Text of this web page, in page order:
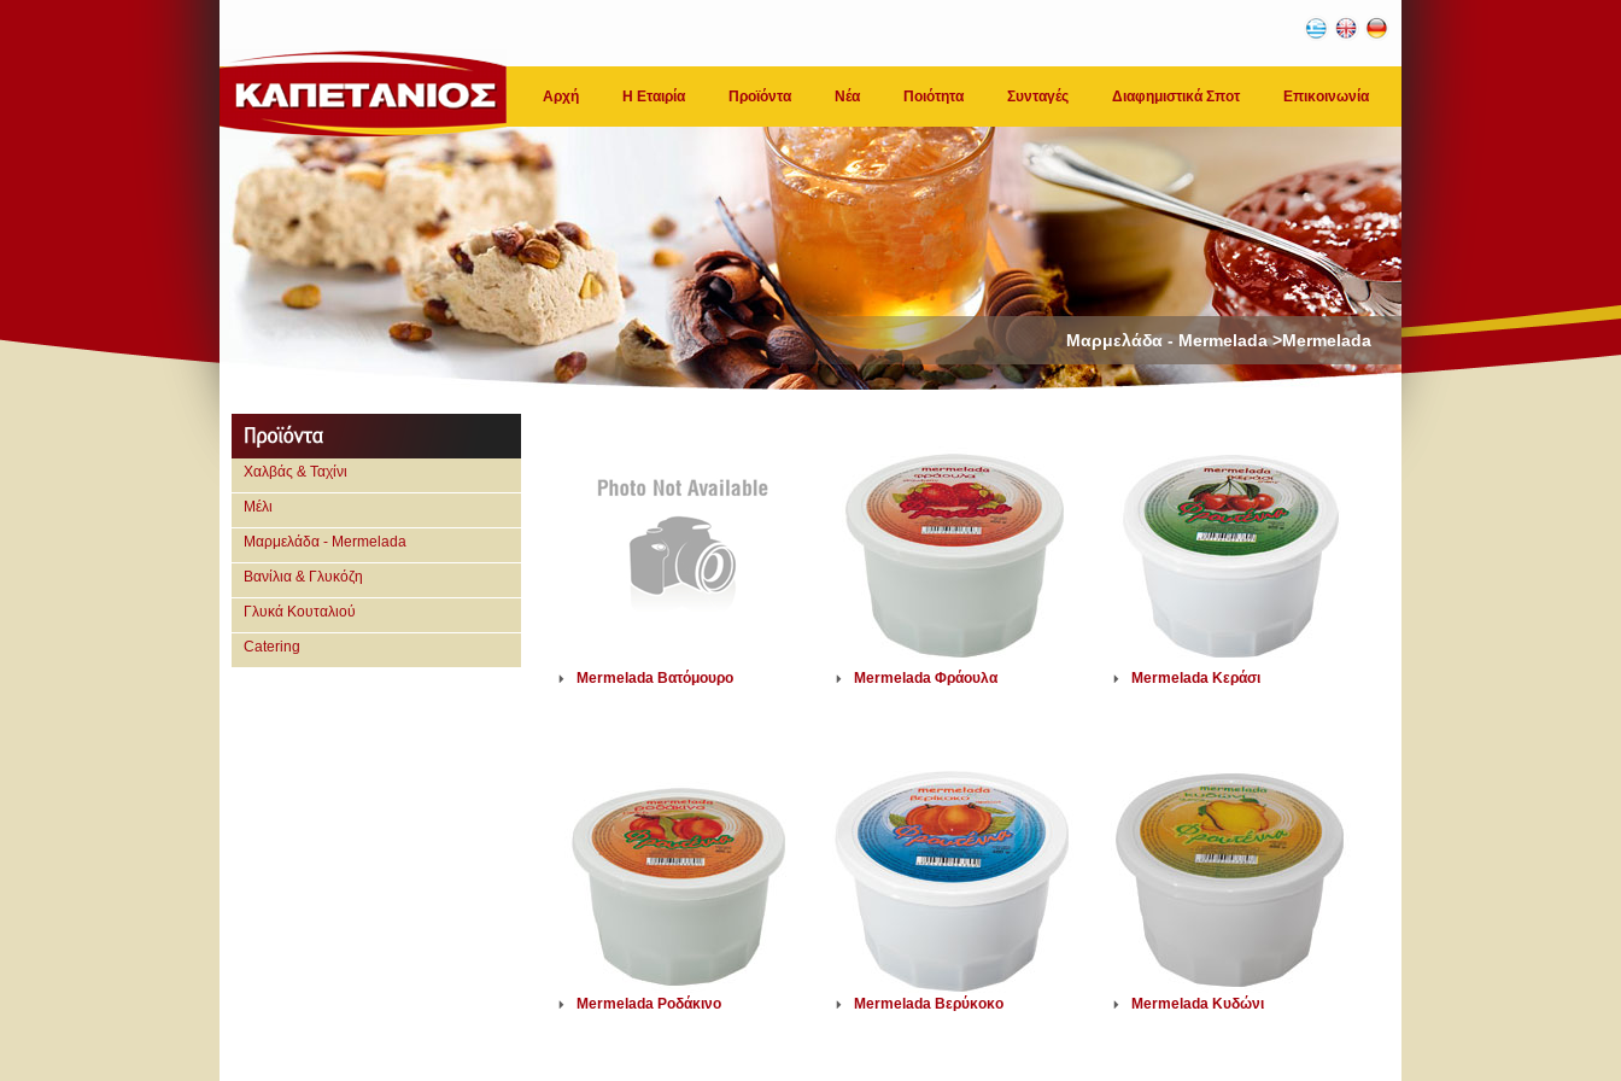
Αρχή Η Εταιρία Προϊόντα Νέα Ποιότητα Συνταγές Διαφημιστικά Σποτ Επικοινωνία
Μαρμελάδα - Mermelada >Mermelada
Χαλβάς & Ταχίνι
Μέλι
Μαρμελάδα - Mermelada
Βανίλια & Γλυκόζη
Γλυκά Κουταλιού
Catering
Mermelada Βατόμουρο
Mermelada Φράουλα Mermelada Κεράσι
Mermelada Ροδάκινο Mermelada Βερύκοκο Mermelada Κυδώνι